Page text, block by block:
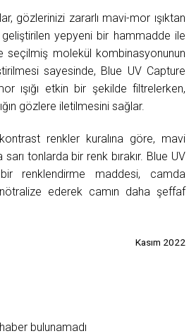
gözlerinizi zararlı mavi-mor ışıktan
yepyeni bir hammadde ile
seçilmiş molekül kombinasyonunun
sayesinde, Blue UV Capture
ışığı etkin bir şekilde filtrelerken,
gözlere iletilmesini sağlar.
renkler kuralına göre, mavi
sarı tonlarda bir renk bırakır. Blue UV
renklendirme maddesi, camda
ederek camın daha şeffaf
Kasım 2022
bulunamadı